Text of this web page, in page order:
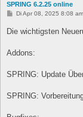
SPRING 6.2.25 online
B
t
a
g
Di Apr 08, 2025 8:08 am
Die wichtigsten
Addons:
SPRING: Update
SPRING: